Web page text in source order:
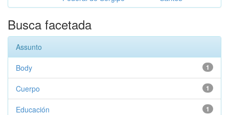
Busca facetada
Assunto
1
Body
1
Cuerpo
1
Educación